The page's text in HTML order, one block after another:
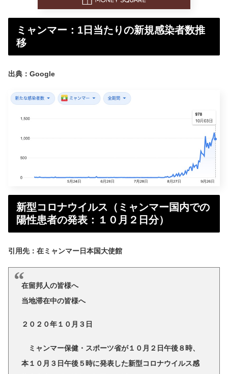
ミャンマー：1日当たりの新規感染者数推
移
出典：Google
新型コロナウイルス（ミャンマー国内での
陽性患者の発表：１０月２日分）
引用先：在ミャンマー日本国大使館
在留邦人の皆様へ
当地滞在中の皆様へ
２０２０年１０月３日
ミャンマー保健・スポーツ省が１０月２日午後８時、
本１０月３日午後５時に発表した新型コロナウイルス感